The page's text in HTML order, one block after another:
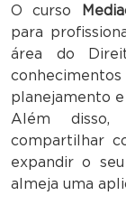
O curso
para
área do
planejamento
Além
compartilhar
expandir o seu
almeja uma